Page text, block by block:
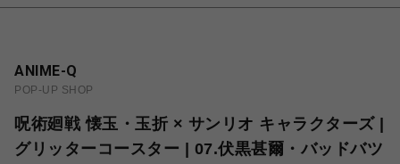
ANIME-Q
POP-UP SHOP
呪術廻戦 懐玉・玉折 × サンリオ キャラクターズ |
グリッターコースター | 07.伏黒甚爾・バッドバツ